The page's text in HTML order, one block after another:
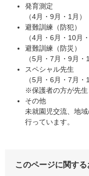
発育測定
（4月・9月・1月）
避難訓練（防犯）
（4月・6月・10月
避難訓練（防災）
（5月・7月・9月・
スペシャル先生
（5月・6月・7月・
※保護者の方が先生
その他
未就園児交流、地
行っています。
このページに関す